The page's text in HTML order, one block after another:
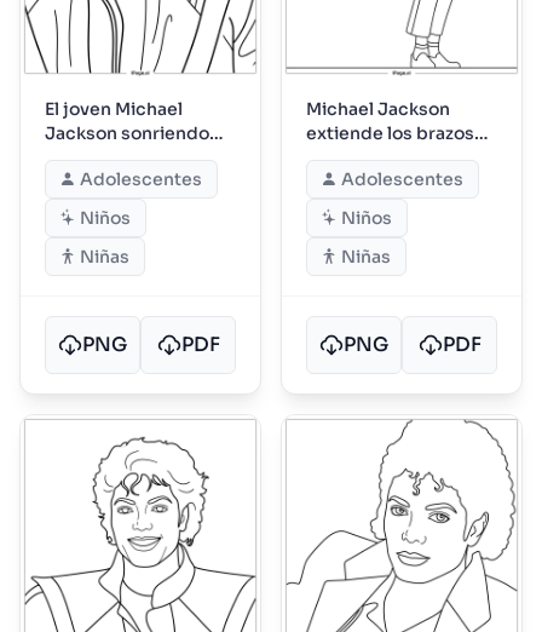
El joven Michael
Jackson sonriendo
con chaqueta de
rayasAdolescentes
Niños
Niñas
PNG PDF
Michael Jackson
extiende los brazos
en pose triunfal
Adolescentes
Niños
Niñas
PNG PDF